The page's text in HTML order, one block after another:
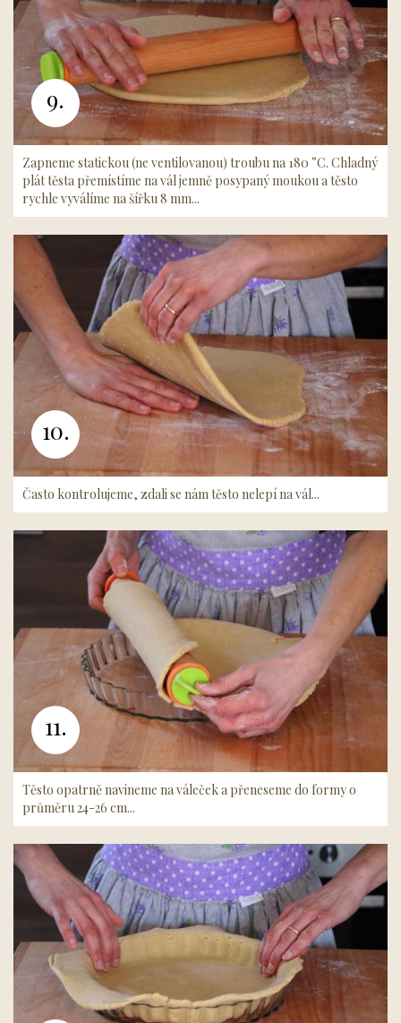
9.
Zapneme statickou (ne ventilovanou) troubu na 180 °C. Chladný
plát těsta přemístíme na vál jemně posypaný moukou a těsto
rychle vyválíme na šířku 8 mm...
10.
Často kontrolujeme, zdali se nám těsto nelepí na vál...
11.
Těsto opatrně navineme na váleček a přeneseme do formy o
průměru 24-26 cm...